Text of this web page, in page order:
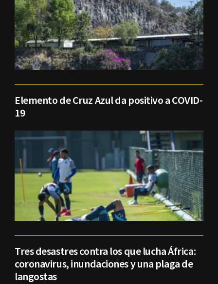
Elemento de Cruz Azul da positivo a COVID-
19
Tres desastres contra los que lucha África:
coronavirus, inundaciones y una plaga de
langostas